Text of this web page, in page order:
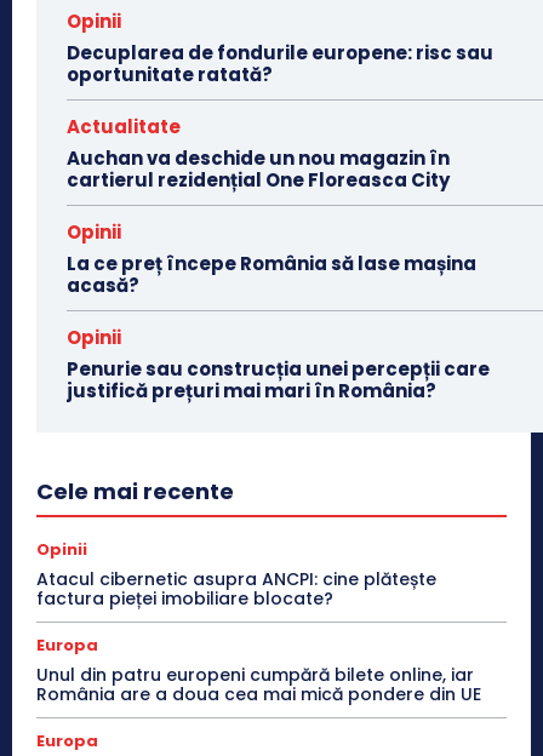
Opinii
Decuplarea de fondurile europene: risc sau
oportunitate ratată?
Actualitate
Auchan va deschide un nou magazin în
cartierul rezidențial One Floreasca City
Opinii
La ce preț începe România să lase mașina
acasă?
Opinii
Penurie sau construcția unei percepții care
justifică prețuri mai mari în România?
Cele mai recente
Opinii
Atacul cibernetic asupra ANCPI: cine plătește
factura pieței imobiliare blocate?
Europa
Unul din patru europeni cumpără bilete online, iar
România are a doua cea mai mică pondere din UE
Europa